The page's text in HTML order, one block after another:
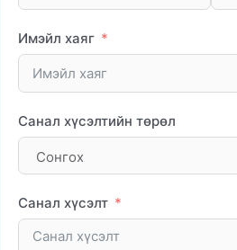
Имэйл хаяг
Санал хүсэлтийн төрөл
Санал хүсэлт